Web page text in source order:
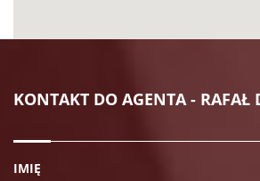
KONTAKT DO AGENTA - RAFAŁ
IMIĘ